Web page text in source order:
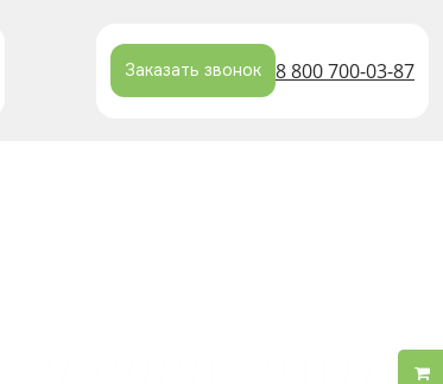
Заказать звонок 8 800 700-03-87